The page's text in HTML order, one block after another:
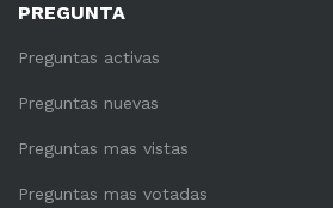
PREGUNTA
Preguntas activas
Preguntas nuevas
Preguntas mas vistas
Preguntas mas votadas